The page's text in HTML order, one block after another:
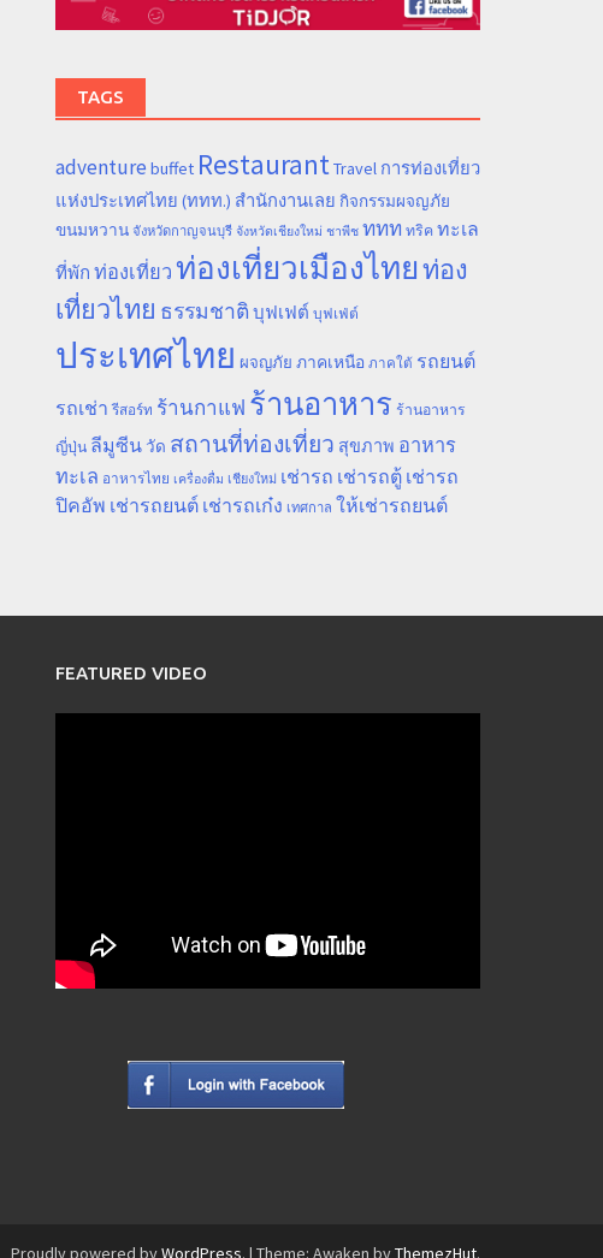
TAGS
adventure buffet RestaurantTravel การท่องเที่ยว
แห่งประเทศไทย (ททท.) สำนักงานเลย กิจกรรมผจญภัย
ขนมหวาน จังหวัดกาญจนบุรี จังหวัดเชียงใหม่ ชาพีช ททท ทริค ทะเล
ที่พัก ท่องเที่ยวท่องเที่ยวเมืองไทยท่อง
เที่ยวไทย ธรรมชาติ บุฟเฟต์ บุฟเฟ่ต์
ประเทศไทย ผจญภัย ภาคเหนือ ภาคใต้ รถยนต์
รถเช่า รีสอร์ท ร้านกาแฟ ร้านอาหาร ร้านอาหาร
ญี่ปุ่น ลีมูซีน วัด สถานที่ท่องเที่ยว สุขภาพ อาหาร
ทะเล อาหารไทย เครื่องดื่ม เชียงใหม่ เช่ารถ เช่ารถตู้ เช่ารถ
ปิคอัพ เช่ารถยนต์ เช่ารถเก๋ง เทศกาล ให้เช่ารถยนต์
FEATURED VIDEO
Proudly powered byWordPress. | Theme: Awaken byThemezHut.